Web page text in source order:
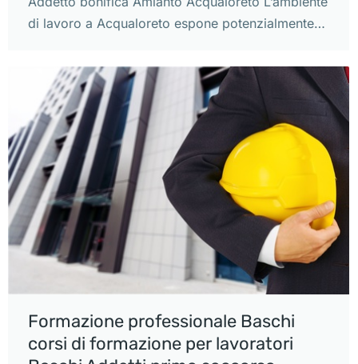
di lavoro a Acqualoreto espone potenzialmente…
Formazione professionale Baschi
corsi di formazione per lavoratori